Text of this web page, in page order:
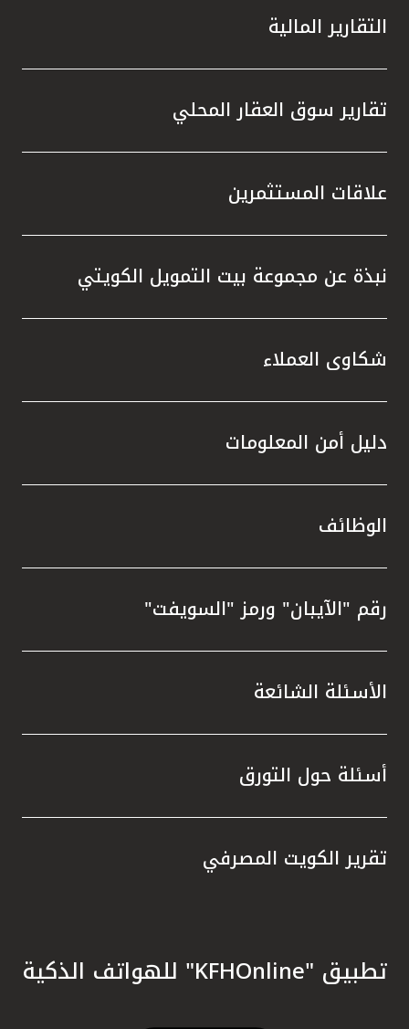
التقارير المالية
تقارير سوق العقار المحلي
علاقات المستثمرين
نبذة عن مجموعة بيت التمويل الكويتي
شكاوى العملاء
دليل أمن المعلومات
الوظائف
رقم "الآيبان" ورمز "السويفت"
الأسئلة الشائعة
أسئلة حول التورق
تقرير الكويت المصرفي
تطبيق "KFHOnline" للهواتف الذكية